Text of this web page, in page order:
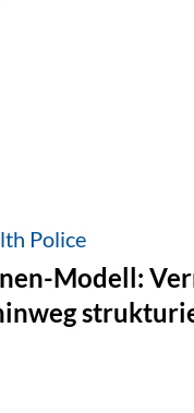
Police
Modell: